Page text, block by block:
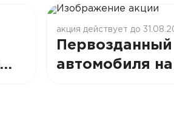
акция действует до
автомобиля